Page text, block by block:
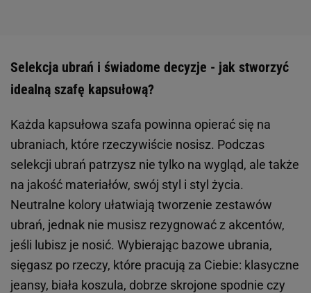
Selekcja ubrań i świadome decyzje - jak stworzyć
idealną szafę kapsułową?
Każda kapsułowa szafa powinna opierać się na
ubraniach, które rzeczywiście nosisz. Podczas
selekcji ubrań patrzysz nie tylko na wygląd, ale także
na jakość materiałów, swój styl i styl życia.
Neutralne kolory ułatwiają tworzenie zestawów
ubrań, jednak nie musisz rezygnować z akcentów,
jeśli lubisz je nosić. Wybierając bazowe ubrania,
sięgasz po rzeczy, które pracują za Ciebie: klasyczne
jeansy, biała koszula, dobrze skrojone spodnie czy